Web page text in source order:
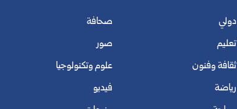
دولي
تعليم
ثقافة وفنون
رياضة
صحافة
صور
علوم وتكنولوجيا
فيديو